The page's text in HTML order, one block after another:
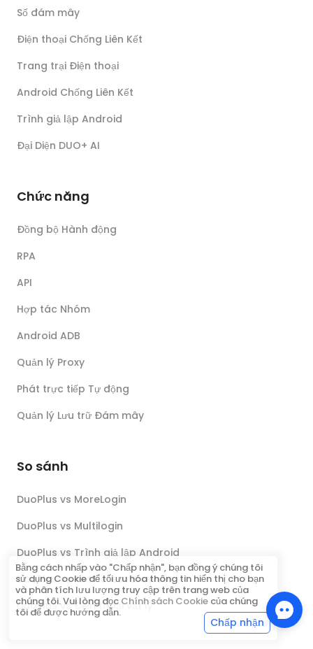
Số đám mây
Điện thoại Chống Liên Kết
Trang trại Điện thoại
Android Chống Liên Kết
Trình giả lập Android
Đại Diện DUO+ AI
Chức năng
Đồng bộ Hành động
RPA
API
Hợp tác Nhóm
Android ADB
Quản lý Proxy
Phát trực tiếp Tự động
Quản lý Lưu trữ Đám mây
So sánh
DuoPlus vs MoreLogin
DuoPlus vs Multilogin
DuoPlus vs Trình giả lập Android
DuoPlus vs Antidetect Browser
DuoPlus vs Điện thoại vật lý
Bằng cách nhấp vào "Chấp nhận", bạn đồng ý chúng tôi
sử dụng Cookie để tối ưu hóa thông tin hiển thị cho bạn
và phân tích lưu lượng truy cập trên trang web của
chúng tôi. Vui lòng đọc Chính sách Cookie của chúng
tôi để được hướng dẫn.
Chấp nhận